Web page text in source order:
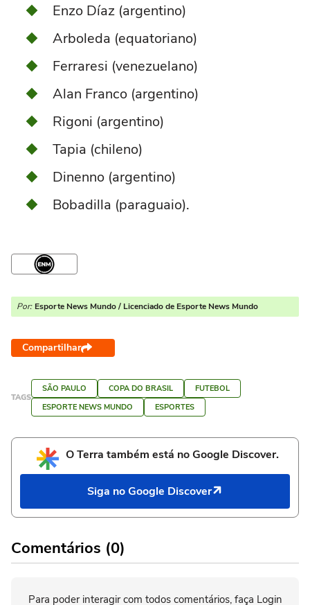
Enzo Díaz (argentino)
Arboleda (equatoriano)
Ferraresi (venezuelano)
Alan Franco (argentino)
Rigoni (argentino)
Tapia (chileno)
Dinenno (argentino)
Bobadilla (paraguaio).
Por: Esporte News Mundo / Licenciado de Esporte News Mundo
Compartilhar
TAGS
SÃO PAULO COPA DO BRASIL
FUTEBOL
ESPORTE NEWS MUNDO
ESPORTES
O Terra também está no Google Discover.
Siga no Google Discover
Comentários (0)
Para poder interagir com todos comentários, faça Login